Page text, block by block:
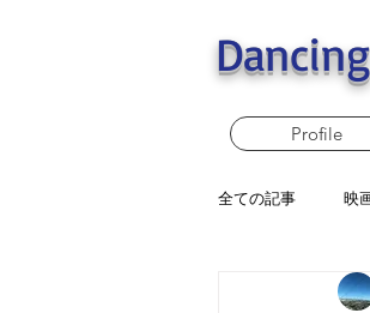
Profile
全ての記事 映